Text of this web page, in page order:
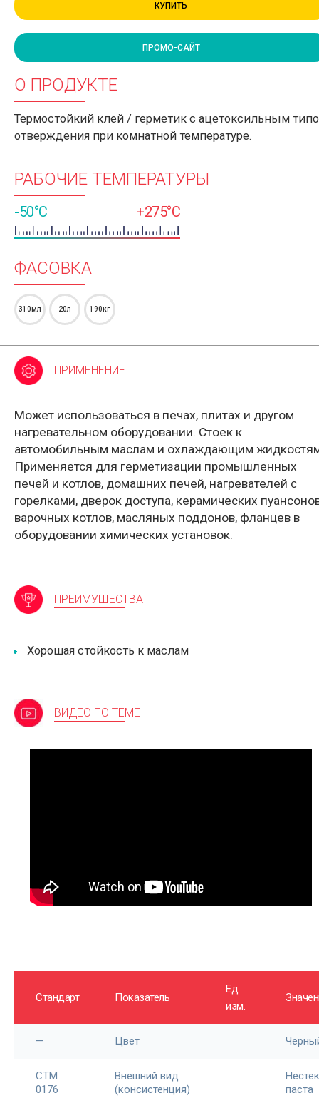
КУПИТЬ
ПРОМО-САЙТ
О ПРОДУКТЕ
Термостойкий клей / герметик с ацетоксильным
отверждения при комнатной температуре.
РАБОЧИЕ ТЕМПЕРАТУРЫ
-50°C +275°C
ФАСОВКА
310мл 20л 190кг
ПРИМЕНЕНИЕ
Может использоваться в печах, плитах и другом
нагревательном оборудовании. Стоек к
автомобильным маслам и охлаждающим
Применяется для герметизации промышленных
печей и котлов, домашних печей, нагревателей с
горелками, дверок доступа, керамических
варочных котлов, масляных поддонов, фланцев в
оборудовании химических установок.
ПРЕИМУЩЕСТВА
Хорошая стойкость к маслам
ВИДЕО ПО ТЕМЕ
Стандарт Показатель
Ед.
изм.
— Цвет
CTM
0176
Внешний вид
(консистенция)
паста